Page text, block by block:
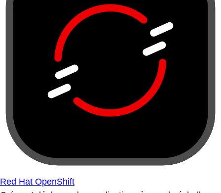
Red Hat OpenShift